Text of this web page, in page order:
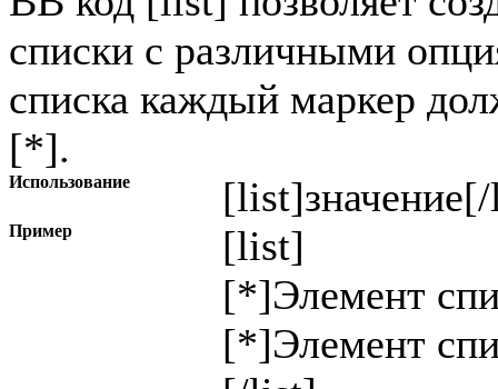
списки с различными
списка каждый маркер
[*].
Использование [list]значение
Пример
[list]
[*]Элемент
[*]Элемент